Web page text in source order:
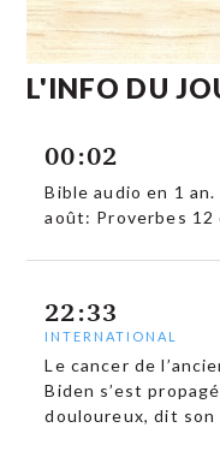
L'INFO DU
00:02
Bible audio en 1
août: Proverbes 12
22:33
INTERNATIONAL
Le cancer de
Biden s’est
douloureux, dit son